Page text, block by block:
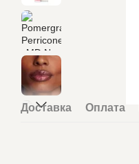
Доставка Оплата